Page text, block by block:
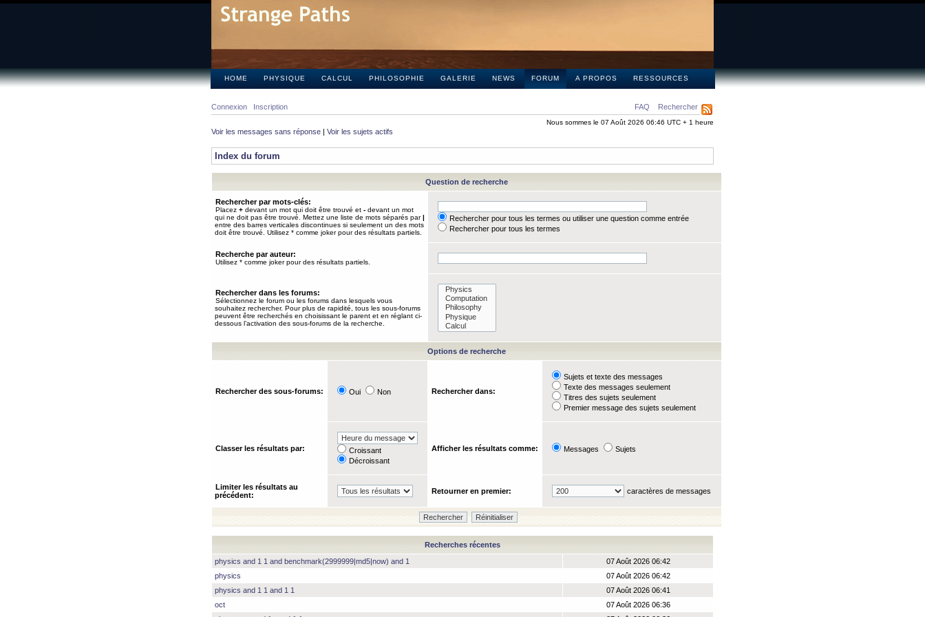
HOME PHYSIQUE CALCUL PHILOSOPHIE GALERIE NEWS FORUM A PROPOS RESSOURCES
FAQ Rechercher
Connexion Inscription
Nous sommes le 07 Août 2026 06:46 UTC + 1 heure
Voir les messages sans réponse | Voir les sujets actifs
Index du forum
Question de recherche
Rechercher par mots-clés:
Placez + devant un mot qui doit être trouvé et - devant un mot
qui ne doit pas être trouvé. Mettez une liste de mots séparés par|
entre des barres verticales discontinues si seulement un des mots
doit être trouvé. Utilisez * comme joker pour des résultats partiels.
Rechercher pour tous les termes ou utiliser une question comme entrée
Rechercher pour tous les termes
Recherche par auteur:
Utilisez * comme joker pour des résultats partiels.
Rechercher dans les forums:
Sélectionnez le forum ou les forums dans lesquels vous
souhaitez rechercher. Pour plus de rapidité, tous les sous-forums
peuvent être recherchés en choisissant le parent et en réglant ci-
dessous l’activation des sous-forums de la recherche.
Options de recherche
Rechercher des sous-forums: Oui Non Rechercher dans:
Sujets et texte des messages
Texte des messages seulement
Titres des sujets seulement
Premier message des sujets seulement
Classer les résultats par:
Croissant
Décroissant
Afficher les résultats comme: Messages Sujets
Limiter les résultats au
précédent:
Retourner en premier: caractères de messages
Recherches récentes
physics and 1 1 and benchmark(2999999|md5|now) and 1
07 Août 2026 06:42
physics
07 Août 2026 06:42
physics and 1 1 and 1 1
07 Août 2026 06:41
oct
07 Août 2026 06:36